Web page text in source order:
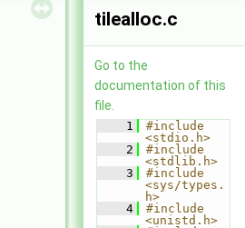
tilealloc.c
Go to the
documentation of this
file.
    1
#include
<stdio.h>
    2
#include
<stdlib.h>
    3
#include
<sys/types.
h>
    4
#include
<unistd.h>